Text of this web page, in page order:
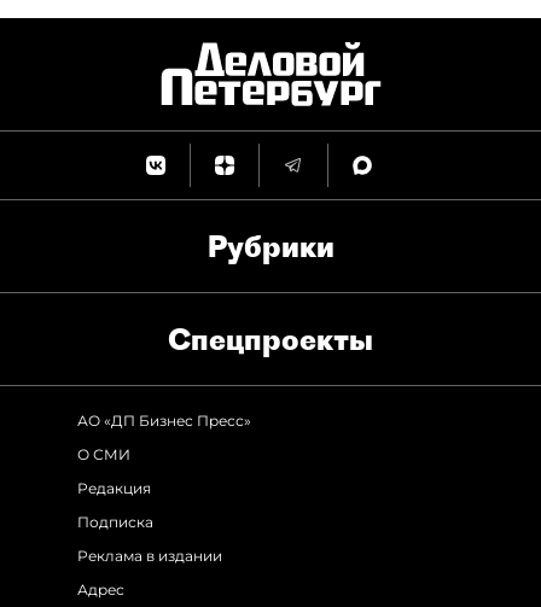
Рубрики
Спец­проекты
АО «ДП Бизнес Пресс»
О СМИ
Редакция
Подписка
Реклама в издании
Адрес